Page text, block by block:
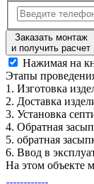
Заказать монтаж
и получить расчет
Нажимая на
Этапы
1. Изготовка
2. Доставка
3. Установка
4. Обратная
5. обратная
6. Ввод в
На этом объекте